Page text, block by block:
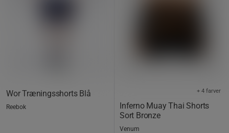
Wor Træningsshorts Blå
Reebok
Inferno Muay Thai Shorts
Sort Bronze
+ 4 farver
Venum